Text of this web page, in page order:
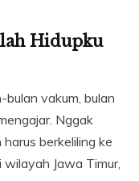
Hidupku
vakum, bulan
Nggak
berkeliling ke
Jawa Timur,